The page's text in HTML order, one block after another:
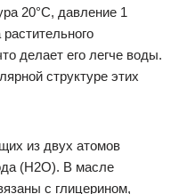
20°C, давление 1
делает его легче воды.
структуре этих
из двух атомов
(H2O). В масле
с глицерином,